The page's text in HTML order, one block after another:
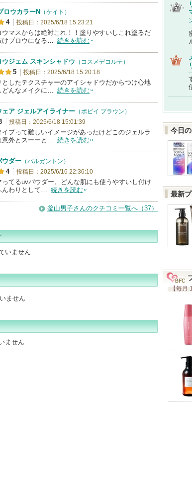
ロウカラーN （ケイト）
4 投稿日：2025/6/18 15:23:21
ウマスからは絶対これ！！塗りやすいしこれ塗るだ
けブロウになる… 続きを読む
ウジェム スキンシャドウ （コスメデコルテ）
5 投稿日：2025/6/18 15:20:18
としたテクスチャーのアイシャドウだからつけ心地
どんなメイクに… 続きを読む
ェア ジェルアイライナー （ボビイ ブラウン）
投稿日：2025/6/18 15:01:39
イプって難しいイメージがあったけどこのジェルラ
意外とスーーと… 続きを読む
ウダー （パルガントン）
4 投稿日：2025/6/16 22:36:10
ってるuvパウダー。どんな肌にも使うやすいし付け
んわりとして… 続きを読む
釜山男子さんのクチコミ一覧へ（37）
いません
ません
ません
今日
最新
【毎月